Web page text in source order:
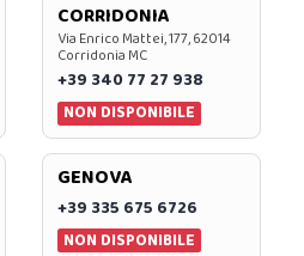
CORRIDONIA
Via Enrico Mattei, 177, 62014
Corridonia MC
+39 340 77 27 938
NON DISPONIBILE
GENOVA
+39 335 675 6726
NON DISPONIBILE